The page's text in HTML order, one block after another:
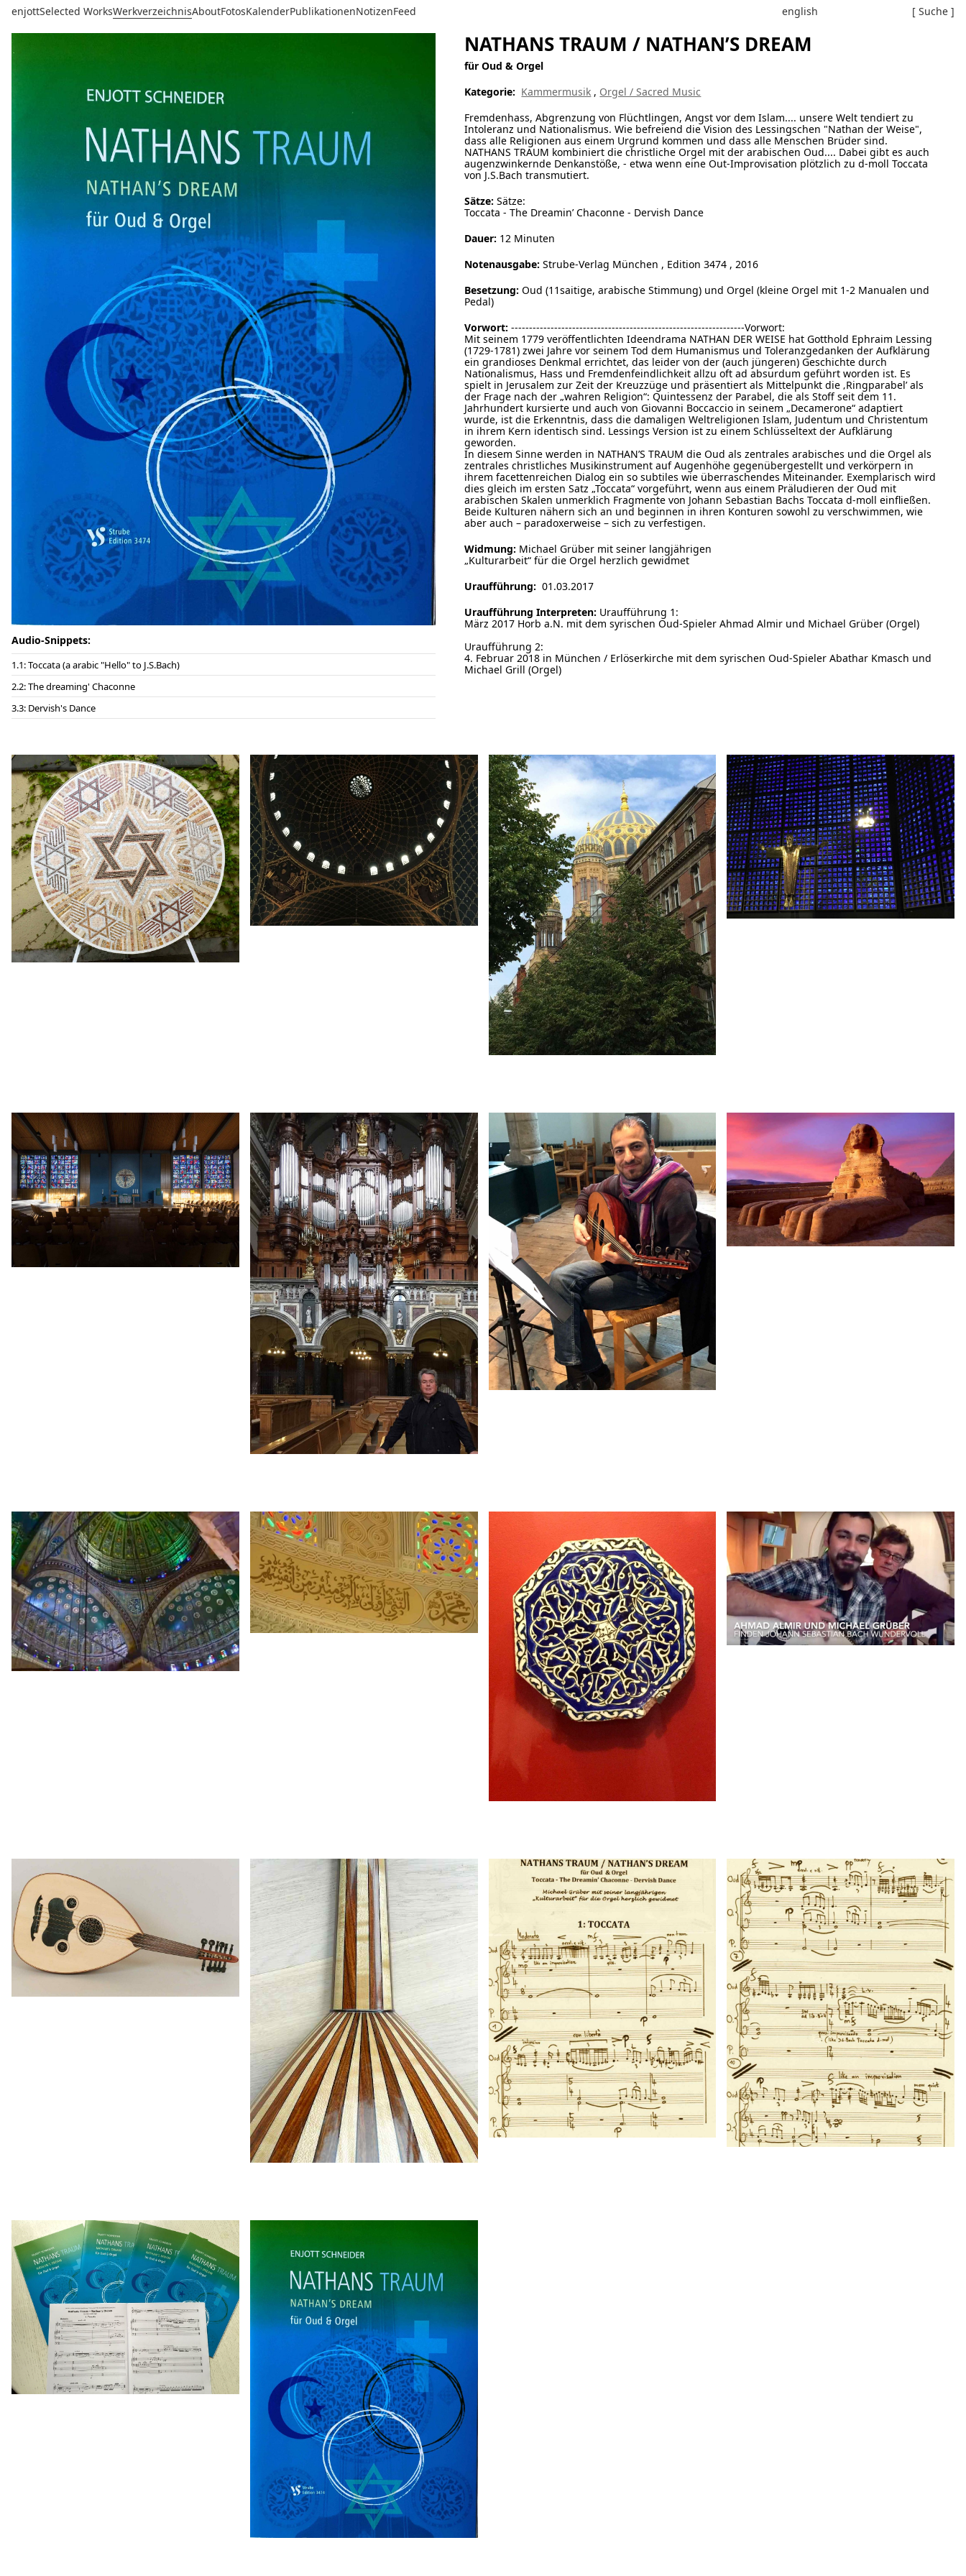
enjottSelected WorksWerkverzeichnisAboutFotosKalenderPublikationenNotizenFeed english [ Suche ]
Audio-Snippets:
1: Toccata (a arabic "Hello" to J.S.Bach)
2: The dreaming' Chaconne
3: Dervish's Dance
NATHANS TRAUM / NATHAN’S DREAM
für Oud & Orgel
Kategorie: Kammermusik , Orgel / Sacred Music
Fremdenhass, Abgrenzung von Flüchtlingen, Angst vor dem Islam.... unsere Welt tendiert zu
Intoleranz und Nationalismus. Wie befreiend die Vision des Lessingschen "Nathan der Weise",
dass alle Religionen aus einem Urgrund kommen und dass alle Menschen Brüder sind.
NATHANS TRAUM kombiniert die christliche Orgel mit der arabischen Oud.... Dabei gibt es auch
augenzwinkernde Denkanstöße, - etwa wenn eine Out-Improvisation plötzlich zu d-moll Toccata
von J.S.Bach transmutiert.
Sätze: Sätze:
Toccata - The Dreamin’ Chaconne - Dervish Dance
Dauer: 12 Minuten
Notenausgabe: Strube-Verlag München , Edition 3474 , 2016
Besetzung: Oud (11saitige, arabische Stimmung) und Orgel (kleine Orgel mit 1-2 Manualen und
Pedal)
Vorwort: -----------------------------------------------------------------Vorwort:
Mit seinem 1779 veröffentlichten Ideendrama NATHAN DER WEISE hat Gotthold Ephraim Lessing
(1729-1781) zwei Jahre vor seinem Tod dem Humanismus und Toleranzgedanken der Aufklärung
ein grandioses Denkmal errichtet, das leider von der (auch jüngeren) Geschichte durch
Nationalismus, Hass und Fremdenfeindlichkeit allzu oft ad absurdum geführt worden ist. Es
spielt in Jerusalem zur Zeit der Kreuzzüge und präsentiert als Mittelpunkt die ‚Ringparabel’ als
der Frage nach der „wahren Religion“: Quintessenz der Parabel, die als Stoff seit dem 11.
Jahrhundert kursierte und auch von Giovanni Boccaccio in seinem „Decamerone“ adaptiert
wurde, ist die Erkenntnis, dass die damaligen Weltreligionen Islam, Judentum und Christentum
in ihrem Kern identisch sind. Lessings Version ist zu einem Schlüsseltext der Aufklärung
geworden.
In diesem Sinne werden in NATHAN’S TRAUM die Oud als zentrales arabisches und die Orgel als
zentrales christliches Musikinstrument auf Augenhöhe gegenübergestellt und verkörpern in
ihrem facettenreichen Dialog ein so subtiles wie überraschendes Miteinander. Exemplarisch wird
dies gleich im ersten Satz „Toccata“ vorgeführt, wenn aus einem Präludieren der Oud mit
arabischen Skalen unmerklich Fragmente von Johann Sebastian Bachs Toccata d-moll einfließen.
Beide Kulturen nähern sich an und beginnen in ihren Konturen sowohl zu verschwimmen, wie
aber auch – paradoxerweise – sich zu verfestigen.
Widmung: Michael Grüber mit seiner langjährigen
„Kulturarbeit“ für die Orgel herzlich gewidmet
Uraufführung: 01.03.2017
Uraufführung Interpreten: Uraufführung 1:
März 2017 Horb a.N. mit dem syrischen Oud-Spieler Ahmad Almir und Michael Grüber (Orgel)
Uraufführung 2:
4. Februar 2018 in München / Erlöserkirche mit dem syrischen Oud-Spieler Abathar Kmasch und
Michael Grill (Orgel)